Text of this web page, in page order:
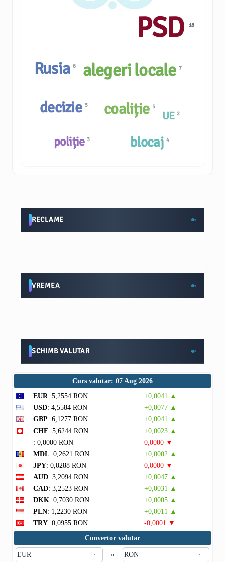
blocaj4
coaliție 5
PSD 18
Rusia6
UE 2
decizie 5
alegeri locale7
poliție 3
RECLAME
VREMEA
SCHIMB VALUTAR
Curs valutar: 07 Aug 2026
EUR: 5,2554 RON
+0,0041 ▲
USD: 4,5584 RON
+0,0077 ▲
GBP: 6,1277 RON
+0,0041 ▲
CHF: 5,6244 RON
+0,0023 ▲
: 0,0000 RON
0,0000 ▼
MDL: 0,2621 RON
+0,0002 ▲
JPY: 0,0288 RON
0,0000 ▼
AUD: 3,2094 RON
+0,0047 ▲
CAD: 3,2523 RON
+0,0031 ▲
DKK: 0,7030 RON
+0,0005 ▲
PLN: 1,2230 RON
+0,0011 ▲
TRY: 0,0955 RON
-0,0001 ▼
Convertor valutar
»